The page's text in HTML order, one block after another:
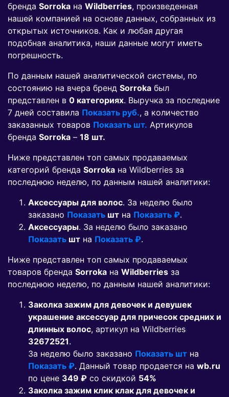
бренда Sorroka на Wildberries, произведенная
нашей компанией на основе данных, собранных из
открытых источников. Как и любая другая
подобная аналитика, наши данные могут иметь
погрешность.
По данным нашей аналитической системы, по
состоянию на вчера бренд Sorroka был
представлен в 0 категориях. Выручка за последние
7 дней составила Показать руб., а количество
заказанных товаров Показать шт. Артикулов
бренда Sorroka – 18 шт.
Ниже представлен топ самых продаваемых
категорий бренда Sorroka на Wildberries за
последнюю неделю, по данным нашей аналитики:
Аксессуары для волос. За неделю было
заказано Показать шт на Показать ₽.
Аксессуары. За неделю было заказано
Показать шт на Показать ₽.
Ниже представлен топ самых продаваемых
товаров бренда Sorroka на Wildberries за
последнюю неделю, по данным нашей аналитики:
Заколка зажим для девочек и девушек
украшение аксессуар для причесок средних и
длинных волос, артикул на Wildberries
32672521.
За неделю было заказано Показать шт на
Показать ₽. Данный товар продается на wb.ru
по цене 349 ₽ co скидкой 54%
Заколка зажим клик клак для девочек и